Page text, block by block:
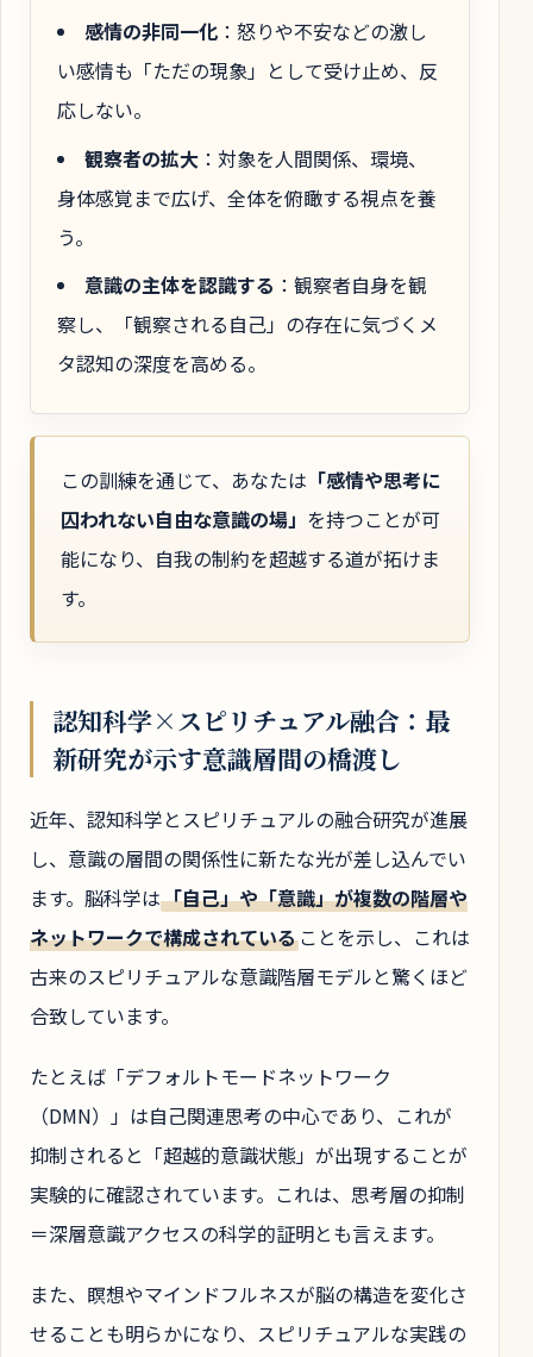
感情の非同一化 ：怒りや不安などの激し
い感情も「ただの現象」として受け止め、反
応しない。
観察者の拡大 ：対象を人間関係、環境、
身体感覚まで広げ、全体を俯瞰する視点を養
う。
意識の主体を認識する ：観察者自身を観
察し、「観察される自己」の存在に気づくメ
タ認知の深度を高める。
この訓練を通じて、あなたは 「感情や思考に
囚われない自由な意識の場」 を持つことが可
能になり、自我の制約を超越する道が拓けま
す。
認知科学×スピリチュアル融合：最
新研究が示す意識層間の橋渡し
近年、認知科学とスピリチュアルの融合研究が進展
し、意識の層間の関係性に新たな光が差し込んでい
ます。脳科学は「自己」や「意識」が複数の階層や
ネットワークで構成されていることを示し、これは
古来のスピリチュアルな意識階層モデルと驚くほど
合致しています。
たとえば「デフォルトモードネットワーク
（DMN）」は自己関連思考の中心であり、これが
抑制されると「超越的意識状態」が出現することが
実験的に確認されています。これは、思考層の抑制
＝深層意識アクセスの科学的証明とも言えます。
また、瞑想やマインドフルネスが脳の構造を変化さ
せることも明らかになり、スピリチュアルな実践の